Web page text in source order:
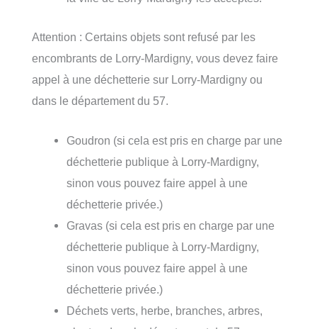
Attention : Certains objets sont refusé par les
encombrants de Lorry-Mardigny, vous devez faire
appel à une déchetterie sur Lorry-Mardigny ou
dans le département du 57.
Goudron (si cela est pris en charge par une
déchetterie publique à Lorry-Mardigny,
sinon vous pouvez faire appel à une
déchetterie privée.)
Gravas (si cela est pris en charge par une
déchetterie publique à Lorry-Mardigny,
sinon vous pouvez faire appel à une
déchetterie privée.)
Déchets verts, herbe, branches, arbres,